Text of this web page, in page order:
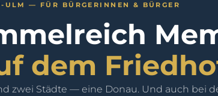
ULM — FÜR BÜRGERINNEN & BÜRGER
dem
zwei Städte — eine Donau. Und auch bei